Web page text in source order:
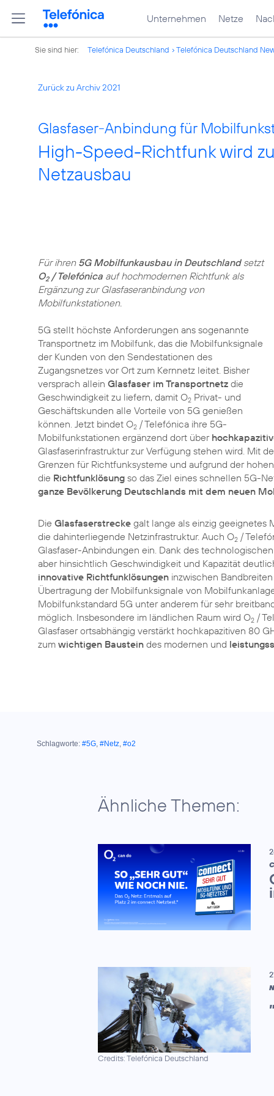
Unternehmen Netze
Sie sind hier: Telefónica Deutschland Telefónica Deutschland
Zurück zu Archiv 2021
Glasfaser-Anbindung für
High-Speed-Richtfunk wird
Netzausbau
Für ihren 5G Mobilfunkausbau in Deutschlandsetzt
O2/ Telefónica auf hochmodernen Richtfunk als
Ergänzung zur Glasfaseranbindung von
Mobilfunkstationen.
5G stellt höchste Anforderungen ans sogenannte
Transportnetz im Mobilfunk, das die Mobilfunksignale
der Kunden von den Sendestationen des
Zugangsnetzes vor Ort zum Kernnetz leitet. Bisher
versprach allein Glasfaser im Transportnetz die
Geschwindigkeit zu liefern, damit O2 Privat- und
Geschäftskunden alle Vorteile von 5G genießen
können. Jetzt bindet O2 / Telefónica ihre 5G-
Mobilfunkstationen ergänzend dort über
Glasfaserinfrastruktur zur Verfügung stehen wird. Mit
Grenzen für Richtfunksysteme und aufgrund der
die Richtfunklösung so das Ziel eines schnellen 5G-
ganze Bevölkerung Deutschlands mit dem neuen
Die Glasfaserstrecke galt lange als einzig geeignetes
die dahinterliegende Netzinfrastruktur. Auch O2 /
Glasfaser-Anbindungen ein. Dank des
aber hinsichtlich Geschwindigkeit und Kapazität
innovative Richtfunklösungen inzwischen
Übertragung der Mobilfunksignale von
Mobilfunkstandard 5G unter anderem für sehr
möglich. Insbesondere im ländlichen Raum wird O2 /
Glasfaser ortsabhängig verstärkt hochkapazitiven 80
zum wichtigen Baustein des modernen und
Schlagworte: #5G, #Netz, #o2
Ähnliche Themen:
Credits: Telefónica Deutschland